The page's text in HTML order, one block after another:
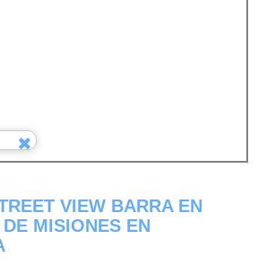
VIEW BARRA EN
MISIONES EN